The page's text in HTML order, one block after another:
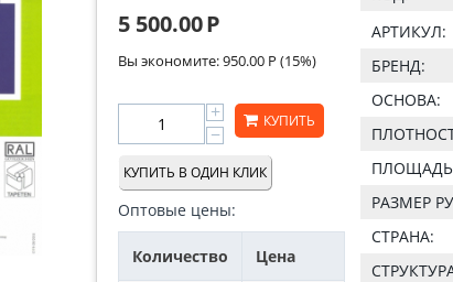
5 500.00Р
Вы экономите:950.00 Р (15%)
+
−
КУПИТЬ
КУПИТЬ В ОДИН КЛИК
Оптовые цены:
Количество Цена
АРТИКУЛ:
БРЕНД:
ОСНОВА:
РАЗМЕР
СТРАНА: